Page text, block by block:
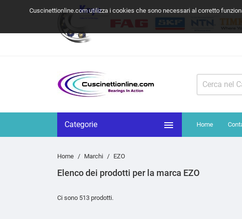
Cuscinettionline.com utilizza i cookies che sono necessari al corretto
Categorie  Home
Home Marchi EZO
Elenco dei prodotti per la marca EZO
Ci sono 513 prodotti.